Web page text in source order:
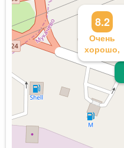
Очень
хорошо,
8.2